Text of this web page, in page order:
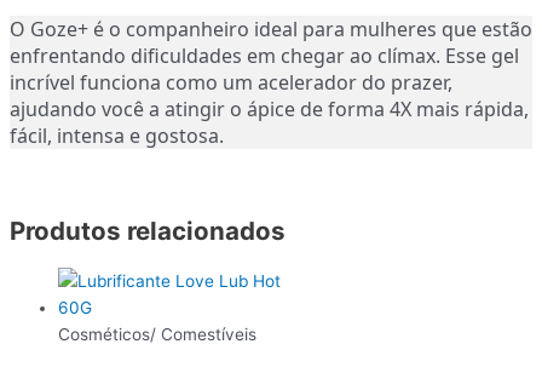
O Goze+ é o companheiro ideal para mulheres que estão
enfrentando dificuldades em chegar ao clímax. Esse gel
incrível funciona como um acelerador do prazer,
ajudando você a atingir o ápice de forma 4X mais rápida,
fácil, intensa e gostosa.
Produtos relacionados
Cosméticos/ Comestíveis